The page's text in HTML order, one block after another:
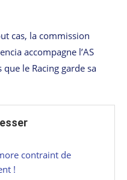
cas, la commission
accompagne l’AS
que le Racing garde sa
contraint de
!